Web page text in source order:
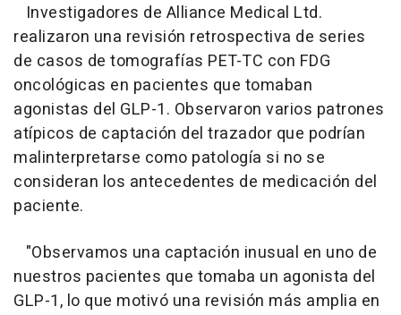
Investigadores de Alliance Medical Ltd.
realizaron una revisión retrospectiva de series
de casos de tomografías PET-TC con FDG
oncológicas en pacientes que tomaban
agonistas del GLP-1. Observaron varios patrones
atípicos de captación del trazador que podrían
malinterpretarse como patología si no se
consideran los antecedentes de medicación del
paciente.
"Observamos una captación inusual en uno de
nuestros pacientes que tomaba un agonista del
GLP-1, lo que motivó una revisión más amplia en